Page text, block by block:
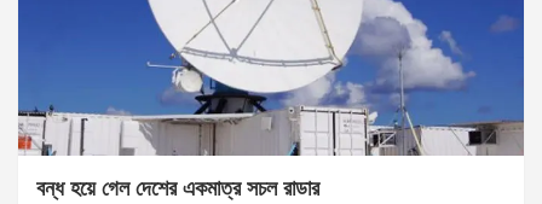
বন্ধ হয়ে গেল দেশের একমাত্র সচল রাডার